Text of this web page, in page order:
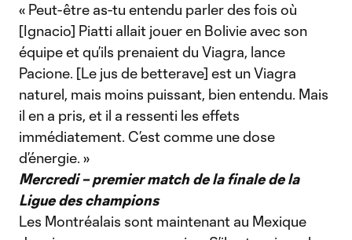
« Peut-être as-tu entendu parler des fois où
[Ignacio] Piatti allait jouer en Bolivie avec son
équipe et qu’ils prenaient du Viagra, lance
Pacione. [Le jus de betterave] est un Viagra
naturel, mais moins puissant, bien entendu. Mais
il en a pris, et il a ressenti les effets
immédiatement. C’est comme une dose
d’énergie. »
Mercredi – premier match de la finale de la
Ligue des champions
Les Montréalais sont maintenant au Mexique